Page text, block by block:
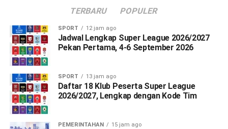
TERBARU POPULER
SPORT 12 jam ago
Jadwal Lengkap Super League 2026/2027
Pekan Pertama, 4-6 September 2026
SPORT 13 jam ago
Daftar 18 Klub Peserta Super League
2026/2027, Lengkap dengan Kode Tim
PEMERINTAHAN 15 jam ago